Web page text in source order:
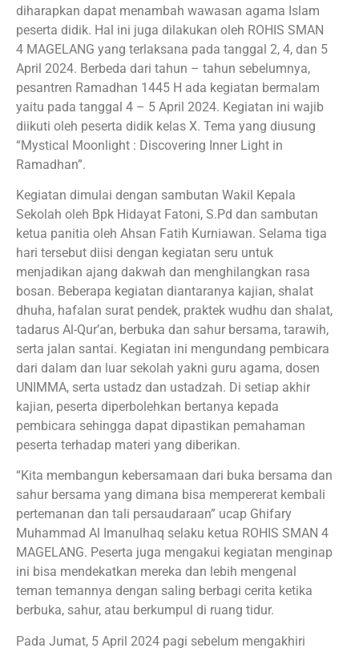
diharapkan dapat menambah wawasan agama Islam
peserta didik. Hal ini juga dilakukan oleh ROHIS SMAN
4 MAGELANG yang terlaksana pada tanggal 2, 4, dan 5
April 2024. Berbeda dari tahun – tahun sebelumnya,
pesantren Ramadhan 1445 H ada kegiatan bermalam
yaitu pada tanggal 4 – 5 April 2024. Kegiatan ini wajib
diikuti oleh peserta didik kelas X. Tema yang diusung
“Mystical Moonlight : Discovering Inner Light in
Ramadhan”.
Kegiatan dimulai dengan sambutan Wakil Kepala
Sekolah oleh Bpk Hidayat Fatoni, S.Pd dan sambutan
ketua panitia oleh Ahsan Fatih Kurniawan. Selama tiga
hari tersebut diisi dengan kegiatan seru untuk
menjadikan ajang dakwah dan menghilangkan rasa
bosan. Beberapa kegiatan diantaranya kajian, shalat
dhuha, hafalan surat pendek, praktek wudhu dan shalat,
tadarus Al-Qur’an, berbuka dan sahur bersama, tarawih,
serta jalan santai. Kegiatan ini mengundang pembicara
dari dalam dan luar sekolah yakni guru agama, dosen
UNIMMA, serta ustadz dan ustadzah. Di setiap akhir
kajian, peserta diperbolehkan bertanya kepada
pembicara sehingga dapat dipastikan pemahaman
peserta terhadap materi yang diberikan.
“Kita membangun kebersamaan dari buka bersama dan
sahur bersama yang dimana bisa mempererat kembali
pertemanan dan tali persaudaraan” ucap Ghifary
Muhammad Al Imanulhaq selaku ketua ROHIS SMAN 4
MAGELANG. Peserta juga mengakui kegiatan menginap
ini bisa mendekatkan mereka dan lebih mengenal
teman temannya dengan saling berbagi cerita ketika
berbuka, sahur, atau berkumpul di ruang tidur.
Pada Jumat, 5 April 2024 pagi sebelum mengakhiri